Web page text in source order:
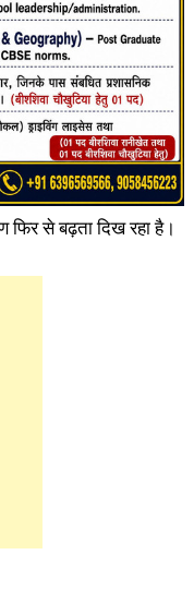
से बढ़ता दिख रहा है।